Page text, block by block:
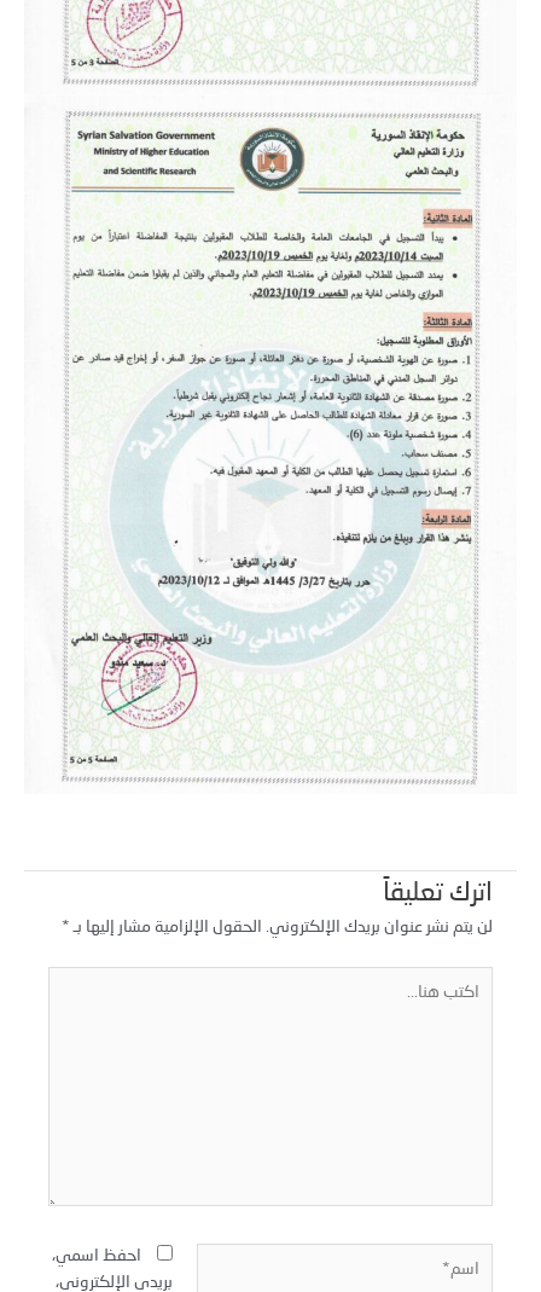
اترك تعليقاً
لن يتم نشر عنوان بريدك الإلكتروني. الحقول الإلزامية مشار إليها بـ
احفظ اسمي،
بريدي الإلكتروني،